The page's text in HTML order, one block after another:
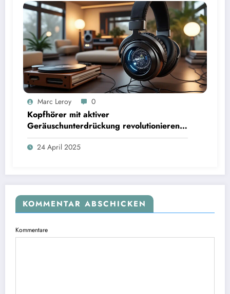
Marc Leroy 0
Kopfhörer mit aktiver
Geräuschunterdrückung revolutionieren
das Hörerlebnis für anspruchsvolle
Audiophile.
24 April 2025
KOMMENTAR ABSCHICKEN
Kommentare